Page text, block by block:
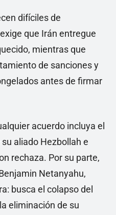
difíciles de
que Irán entregue
mientras que
de sanciones y
antes de firmar
acuerdo incluya el
aliado Hezbollah e
rechaza. Por su parte,
Netanyahu,
busca el colapso del
eliminación de su